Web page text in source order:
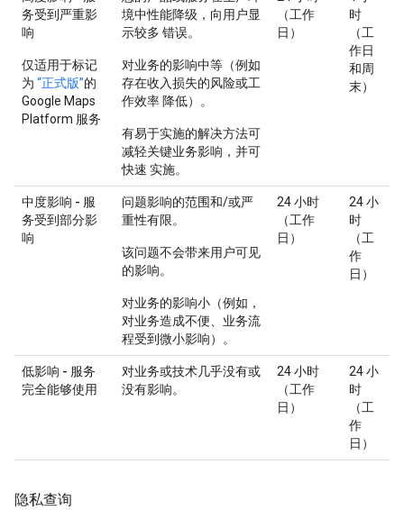
务受到严重影
响
仅适用于标记
为 “正式版”的
Google Maps
Platform 服务
境中性能降级，向用户显
示较多 错误。
对业务的影响中等（例如
存在收入损失的风险或工
作效率 降低）。
有易于实施的解决方法可
减轻关键业务影响，并可
快速 实施。
（工作
日）
时
（工
作日
和周
末）
中度影响 - 服
务受到部分影
响
问题影响的范围和/或严
重性有限。
该问题不会带来用户可见
的影响。
对业务的影响小（例如，
对业务造成不便、业务流
程受到微小影响）。
24 小时
（工作
日）
24 小
时
（工
作
日）
低影响 - 服务
完全能够使用
对业务或技术几乎没有或
没有影响。
24 小时
（工作
日）
24 小
时
（工
作
日）
隐私查询